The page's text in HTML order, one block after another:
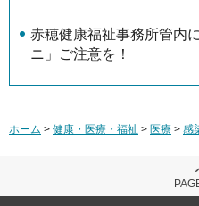
赤穂健康福祉事務所管内
ニ」ご注意を！
ホーム > 健康・医療・福祉 > 医療 > 感